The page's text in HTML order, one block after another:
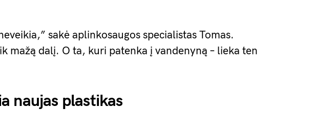
sakė aplinkosaugos specialistas Tomas.
mažą dalį. O ta, kuri patenka į vandenyną – lieka ten
naujas plastikas